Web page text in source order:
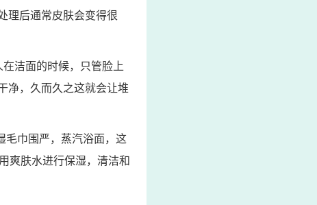
理后通常皮肤会变得很
洁面的时候，只管脸上
净，久而久之这就会让堆
巾围严，蒸汽浴面，这
爽肤水进行保湿，清洁和